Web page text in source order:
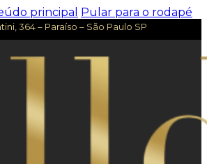
principal Pular para o rodapé
364 – Paraíso – São Paulo SP